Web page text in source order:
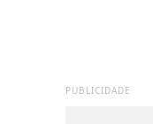
PUBLICIDADE